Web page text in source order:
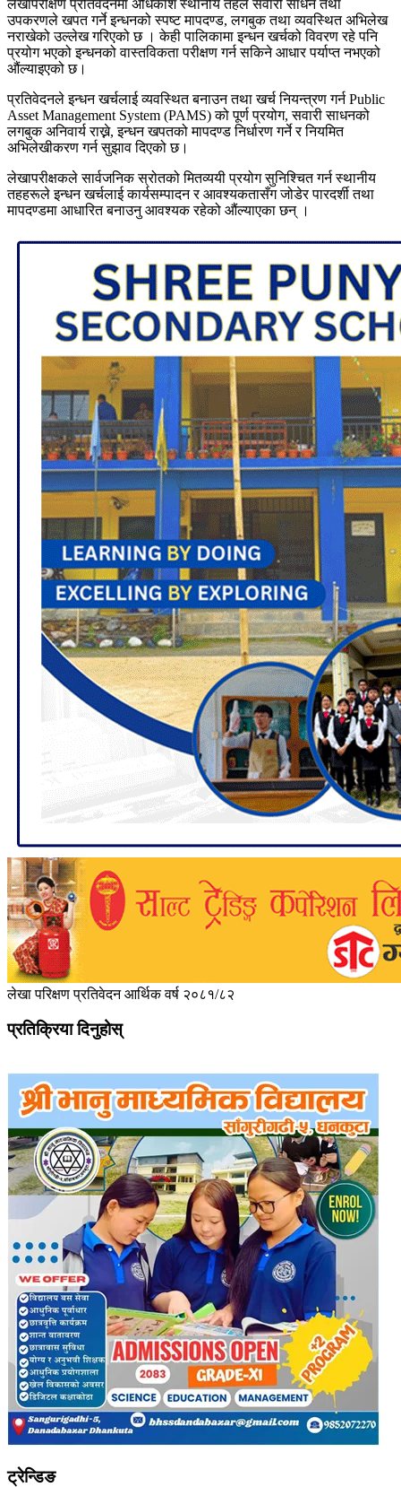
लेखापरीक्षण प्रतिवेदनमा अधिकांश स्थानीय तहले सवारी साधन तथा
उपकरणले खपत गर्ने इन्धनको स्पष्ट मापदण्ड, लगबुक तथा व्यवस्थित अभिलेख
नराखेको उल्लेख गरिएको छ । केही पालिकामा इन्धन खर्चको विवरण रहे पनि
प्रयोग भएको इन्धनको वास्तविकता परीक्षण गर्न सकिने आधार पर्याप्त नभएको
औंल्याइएको छ।
प्रतिवेदनले इन्धन खर्चलाई व्यवस्थित बनाउन तथा खर्च नियन्त्रण गर्न Public
Asset Management System (PAMS) को पूर्ण प्रयोग, सवारी साधनको
लगबुक अनिवार्य राख्ने, इन्धन खपतको मापदण्ड निर्धारण गर्ने र नियमित
अभिलेखीकरण गर्न सुझाव दिएको छ।
लेखापरीक्षकले सार्वजनिक स्रोतको मितव्ययी प्रयोग सुनिश्चित गर्न स्थानीय
तहहरूले इन्धन खर्चलाई कार्यसम्पादन र आवश्यकतासँग जोडेर पारदर्शी तथा
मापदण्डमा आधारित बनाउनु आवश्यक रहेको औंल्याएका छन् ।
लेखा परिक्षण प्रतिवेदन आर्थिक वर्ष २०८१/८२
प्रतिक्रिया दिनुहोस्
ट्रेन्डिङ